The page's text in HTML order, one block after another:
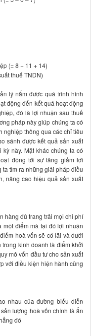
(= 8 + 11 + 14)
thuế TNDN)
lý nắm được quá trình hình
động đến kết quả hoạt động
đó là lợi nhuận sau thuế
pháp này giúp chúng ta có
nghiệp thông qua các chỉ tiêu
sánh được kết quả sản xuất
này. Mặt khác chúng ta có
động tới sự tăng giảm lợi
tìm ra những giải pháp điều
nâng cao hiệu quả sản xuất
hàng đủ trang trải mọi chi phí
điểm mà tại đó lợi nhuận
hoà vốn sẽ có lãi và dưới
kinh doanh là điểm khởi
mô vốn đầu tư cho sản xuất
với điều kiện hiện hành cũng
nhau của đường biểu diễn
lượng hoà vốn chính là ẩn
đó